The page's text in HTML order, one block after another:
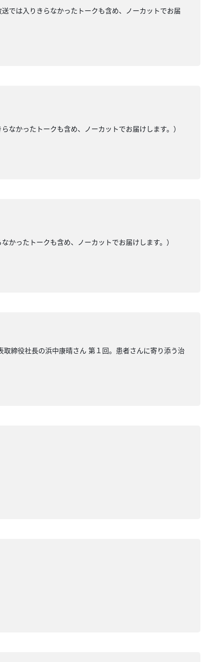
では入りきらなかったトークも含め、ノーカットでお届
かったトークも含め、ノーカットでお届けします。）
ったトークも含め、ノーカットでお届けします。）
締役社長の浜中康晴さん 第１回。患者さんに寄り添う治